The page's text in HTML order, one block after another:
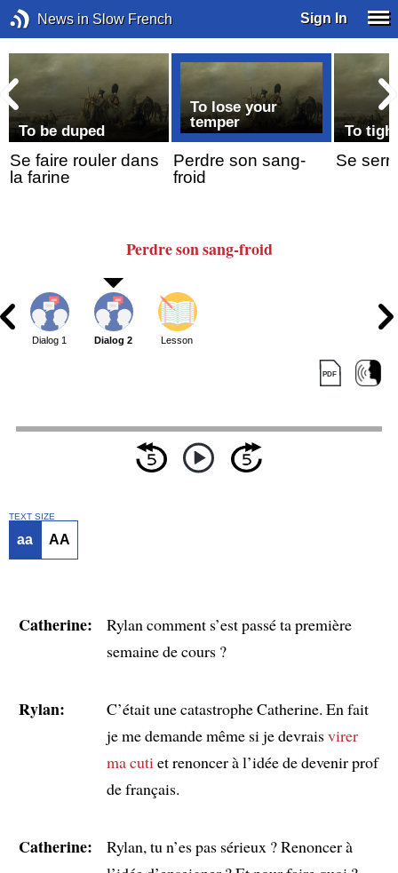
News in Slow French Sign In
To be duped
Se faire rouler dans
la farine
To lose your
temper
Perdre son sang-
froid
To
Se
Perdreson sang-froid
Dialog 1 Dialog 2 Lesson
TEXT SIZE
aa AA
Catherine:
Rylan comment s’est passé ta première
semaine de cours ?
Rylan:
C’était une catastrophe Catherine. En fait
je me demande même si je devraisvirer
ma cuti et renoncer à l’idée de devenir prof
de français.
Catherine:
Rylan, tu n’es pas sérieux ? Renoncer à